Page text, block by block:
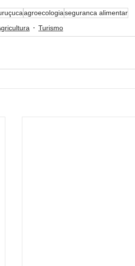
agroecologiaseguranca alimentar
Turismo